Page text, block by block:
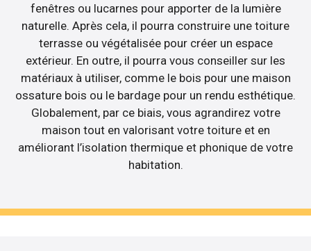
fenêtres ou lucarnes pour apporter de la lumière
naturelle. Après cela, il pourra construire une toiture
terrasse ou végétalisée pour créer un espace
extérieur. En outre, il pourra vous conseiller sur les
matériaux à utiliser, comme le bois pour une maison
ossature bois ou le bardage pour un rendu esthétique.
Globalement, par ce biais, vous agrandirez votre
maison tout en valorisant votre toiture et en
améliorant l’isolation thermique et phonique de votre
habitation.